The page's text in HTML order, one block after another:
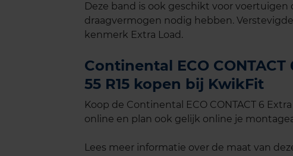
Deze band is ook geschikt voor
draagvermogen nodig hebben.
kenmerk Extra Load.
Continental ECO
55 R15 kopen bij KwikFit
Koop de Continental ECO CONTACT 6
online en plan ook gelijk online je
Lees meer informatie over de maat van